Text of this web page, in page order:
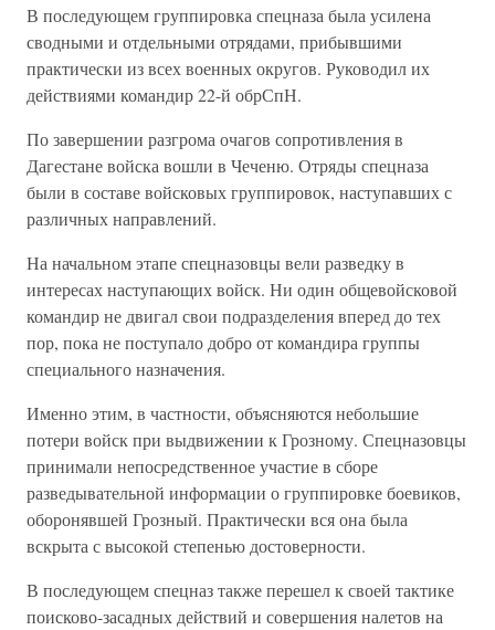
В последующем группировка спецназа была усилена
сводными и отдельными отрядами, прибывшими
практически из всех военных округов. Руководил их
действиями командир 22-й обрСпН.
По завершении разгрома очагов сопротивления в
Дагестане войска вошли в Чеченю. Отряды спецназа
были в составе войсковых группировок, наступавших с
различных направлений.
На начальном этапе спецназовцы вели разведку в
интересах наступающих войск. Ни один общевойсковой
командир не двигал свои подразделения вперед до тех
пор, пока не поступало добро от командира группы
специального назначения.
Именно этим, в частности, объясняются небольшие
потери войск при выдвижении к Грозному. Спецназовцы
принимали непосредственное участие в сборе
разведывательной информации о группировке боевиков,
оборонявшей Грозный. Практически вся она была
вскрыта с высокой степенью достоверности.
В последующем спецназ также перешел к своей тактике
поисково-засадных действий и совершения налетов на